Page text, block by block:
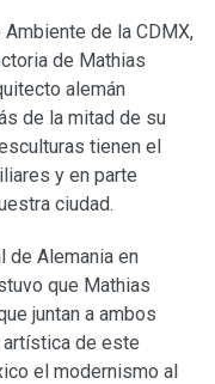
de la CDMX,
de Mathias
alemán
de la mitad de su
tienen el
y en parte
ciudad.
de Alemania en
que Mathias
juntan a ambos
de este
el modernismo al